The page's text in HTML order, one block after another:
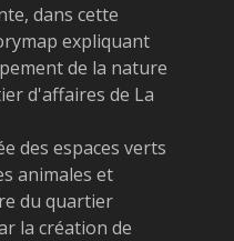
dans cette
expliquant
de la nature
d'affaires de La
des espaces verts
animales et
du quartier
la création de